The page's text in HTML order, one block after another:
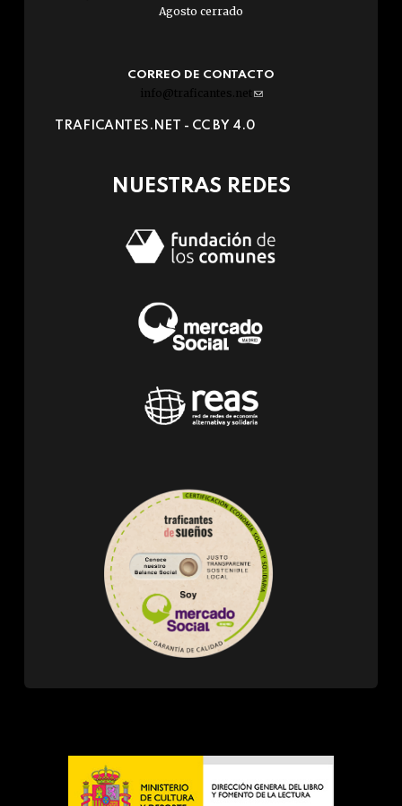
Agosto cerrado
CORREO DE CONTACTO
info@traficantes.net (link
e-
TRAFICANTES.NET - CC BY 4.0
NUESTRAS REDES